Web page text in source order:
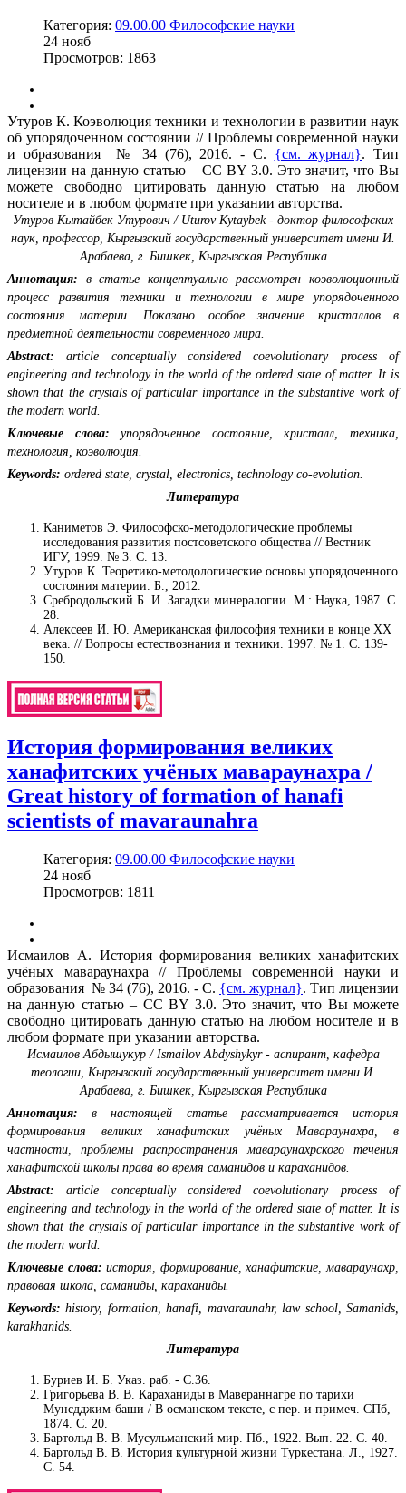
Категория: 09.00.00 Философские науки
24 нояб
Просмотров: 1863
Утуров К. Коэволюция техники и технологии в развитии наук
об упорядоченном состоянии // Проблемы современной науки
и образования № 34 (76), 2016. - С. {см. журнал}. Тип
лицензии на данную статью – CC BY 3.0. Это значит, что Вы
можете свободно цитировать данную статью на любом
носителе и в любом формате при указании авторства.
Утуров Кытайбек Утурович / Uturov Kytaybek - доктор философских
наук, профессор, Кыргызский государственный университет имени И.
Арабаева, г. Бишкек, Кыргызская Республика
Аннотация: в статье концептуально рассмотрен коэволюционный
процесс развития техники и технологии в мире упорядоченного
состояния материи. Показано особое значение кристаллов в
предметной деятельности современного мира.
Abstract:article conceptually considered coevolutionary process of
engineering and technology in the world of the ordered state of matter. It is
shown that the crystals of particular importance in the substantive work of
the modern world.
Ключевые слова: упорядоченное состояние, кристалл, техника,
технология, коэволюция.
Keywords: ordered state, crystal, electronics, technology co-evolution.
Литература
Каниметов Э. Философско-методологические проблемы
исследования развития постсоветского общества // Вестник
ИГУ, 1999. № 3. С. 13.
Утуров К. Теоретико-методологические основы упорядоченного
состояния материи. Б., 2012.
Сребродольский Б. И. Загадки минералогии. М.: Наука, 1987. С.
28.
Алексеев И. Ю. Американская философия техники в конце XX
века. // Вопросы естествознания и техники. 1997. № 1. С. 139-
150.
История формирования великих
ханафитских учёных мавараунахра /
Great history of formation of hanafi
scientists of mavaraunahra
Категория: 09.00.00 Философские науки
24 нояб
Просмотров: 1811
Исмаилов А. История формирования великих ханафитских
учёных мавараунахра // Проблемы современной науки и
образования № 34 (76), 2016. - С. {см. журнал}. Тип лицензии
на данную статью – CC BY 3.0. Это значит, что Вы можете
свободно цитировать данную статью на любом носителе и в
любом формате при указании авторства.
Исмаилов Абдышукур / Ismailov Abdyshykyr - аспирант, кафедра
теологии, Кыргызский государственный университет имени И.
Арабаева, г. Бишкек, Кыргызская Республика
Аннотация: в настоящей статье рассматривается история
формирования великих ханафитских учёных Мавараунахра, в
частности, проблемы распространения мавараунахрского течения
ханафитской школы права во время саманидов и караханидов.
Abstract: article conceptually considered coevolutionary process of
engineering and technology in the world of the ordered state of matter. It is
shown that the crystals of particular importance in the substantive work of
the modern world.
Ключевые слова: история, формирование, ханафитские, мавараунахр,
правовая школа, саманиды, караханиды.
Keywords:history, formation, hanafi, mavaraunahr, law school, Samanids,
karakhanids.
Литература
Буриев И. Б. Указ. раб. - С.36.
Григорьева В. В. Караханиды в Мавераннагре по тарихи
Мунсдджим-баши / В османском тексте, с пер. и примеч. СПб,
1874. С. 20.
Бартольд В. В. Мусульманский мир. Пб., 1922. Вып. 22. С. 40.
Бартольд В. В. История культурной жизни Туркестана. Л., 1927.
С. 54.